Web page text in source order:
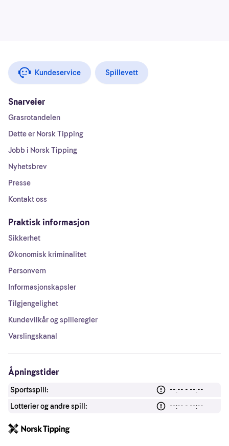
Kundeservice Spillevett
Snarveier
Grasrotandelen
Dette er Norsk Tipping
Jobb i Norsk Tipping
Nyhetsbrev
Presse
Kontakt oss
Praktisk informasjon
Sikkerhet
Økonomisk kriminalitet
Personvern
Informasjonskapsler
Tilgjengelighet
Kundevilkår og spilleregler
Varslingskanal
Åpningstider
Sportsspill:
--:-- - --:--
Lotterier og andre spill:
--:-- - --:--